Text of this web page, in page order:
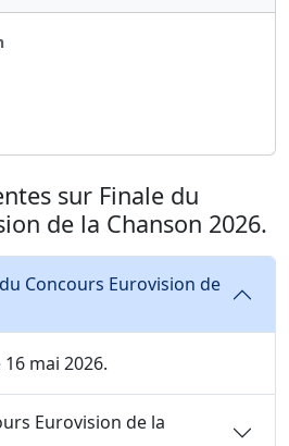
sur Finale du
de la Chanson 2026.
Concours Eurovision de
mai 2026.
Eurovision de la